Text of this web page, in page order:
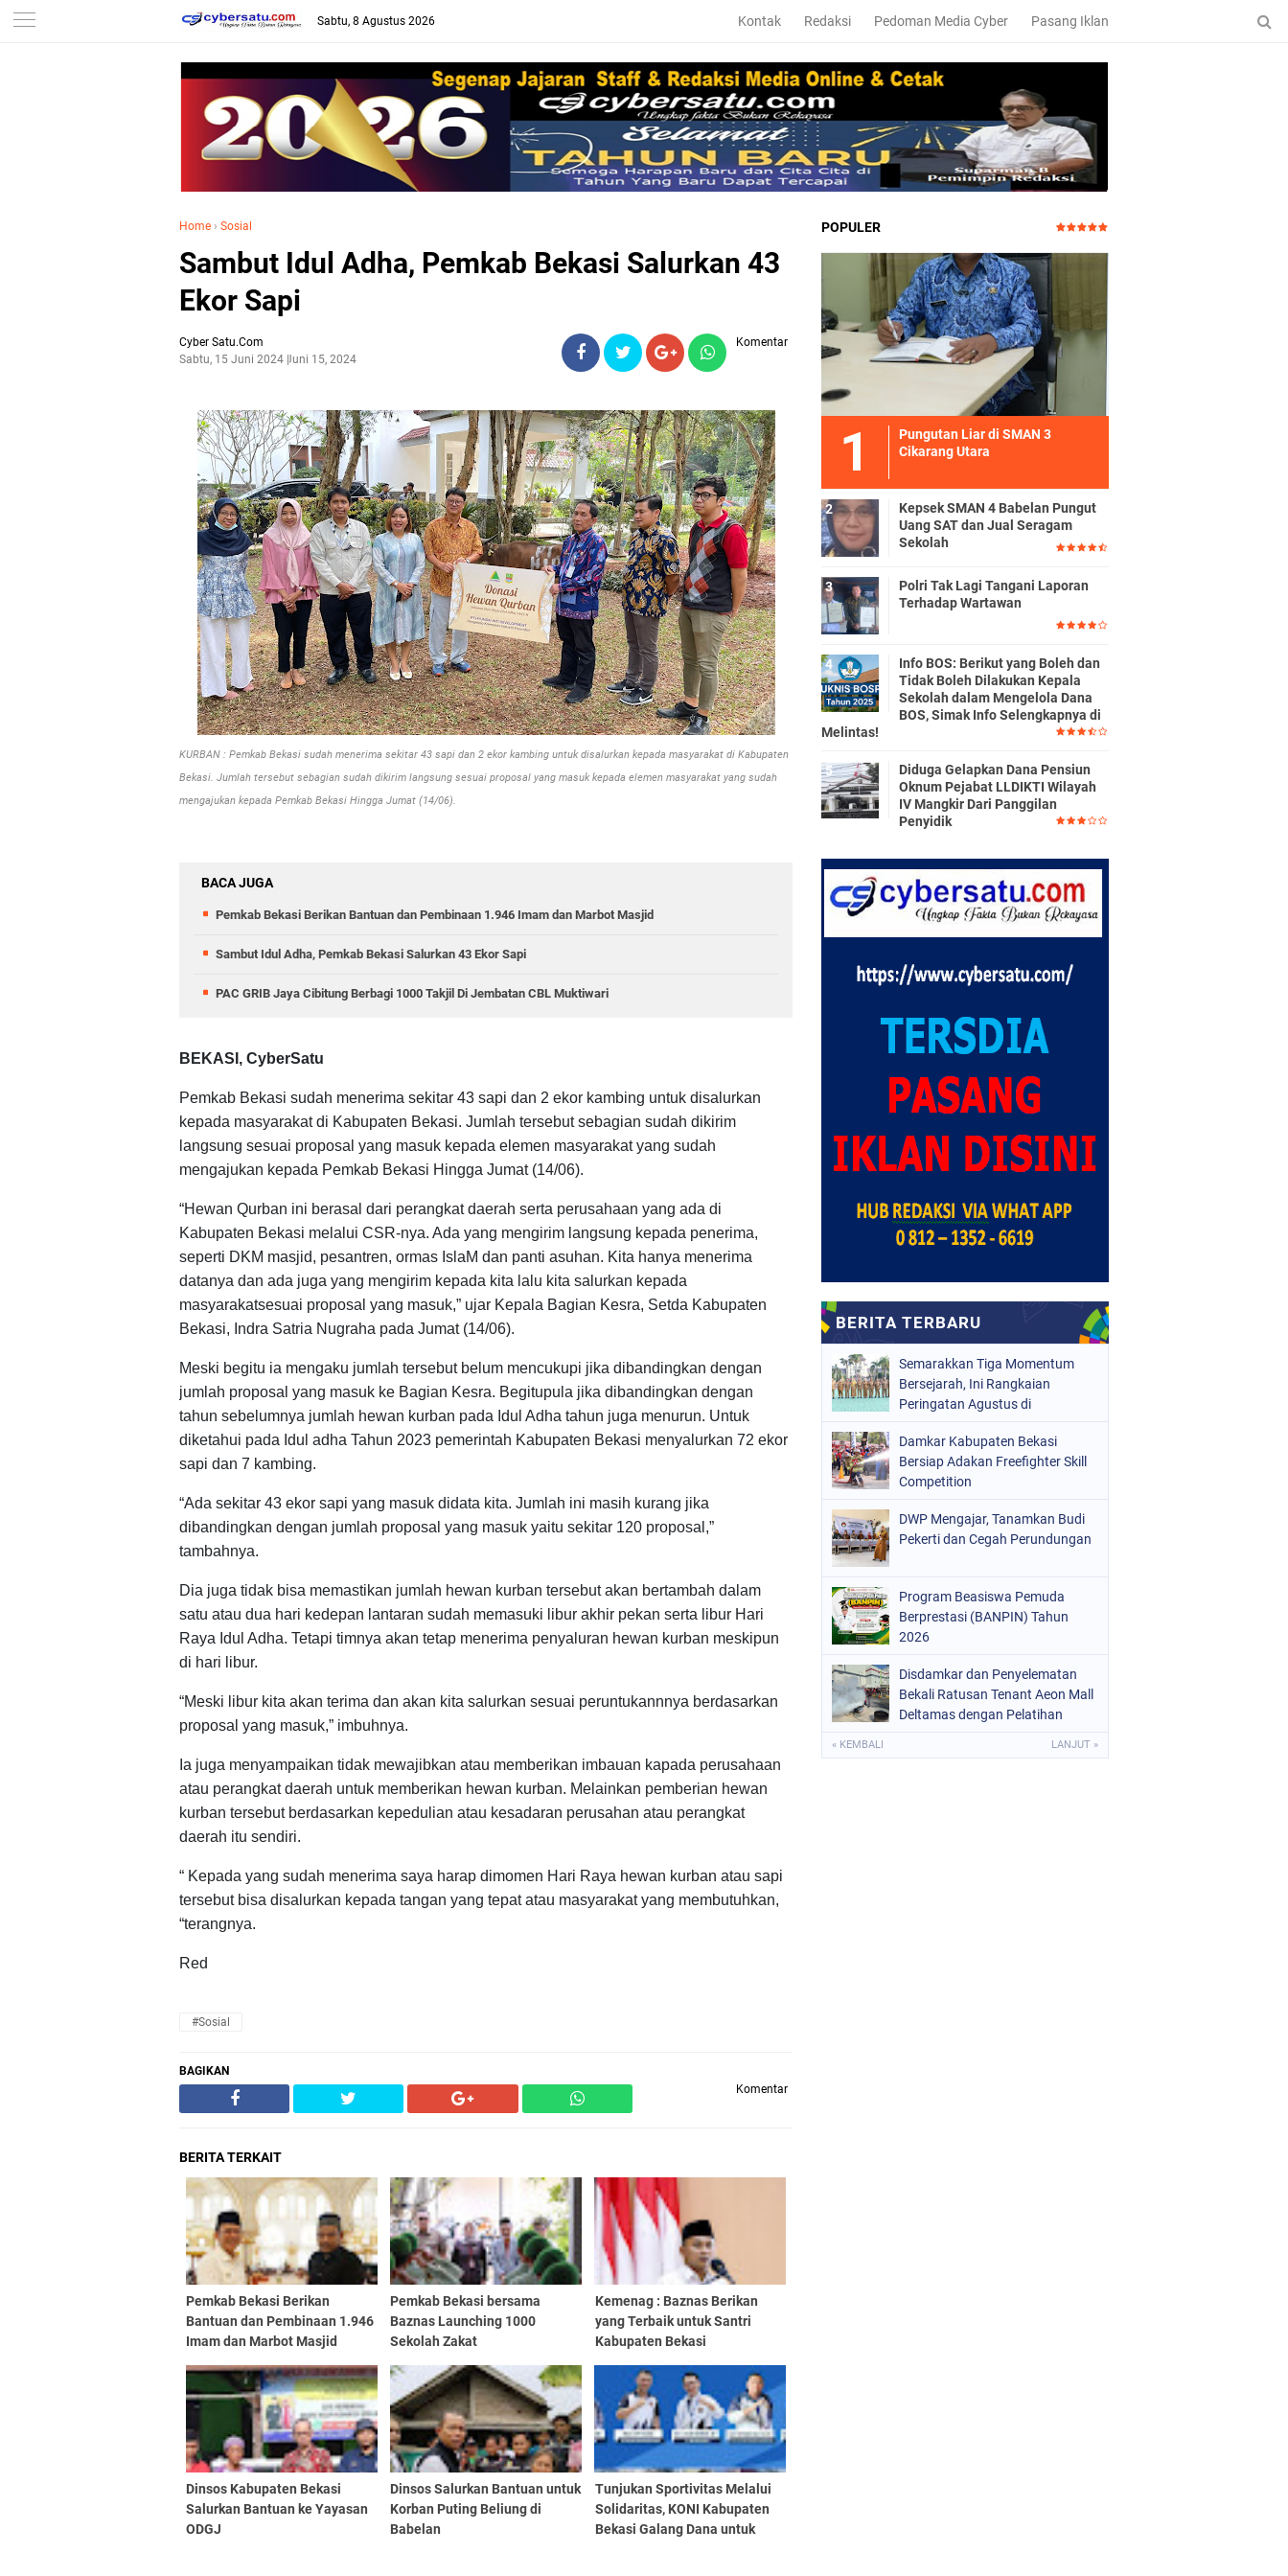
Sabtu, 8 Agustus 2026 Kontak Redaksi Pedoman Media Cyber Pasang Iklan
Home › Sosial
Sambut Idul Adha, Pemkab Bekasi Salurkan 43
Ekor Sapi
Cyber Satu.Com
Sabtu, 15 Juni 2024 Juni 15, 2024
Komentar
KURBAN : Pemkab Bekasi sudah menerima sekitar 43 sapi dan 2 ekor kambing untuk disalurkan kepada masyarakat di Kabupaten
Bekasi. Jumlah tersebut sebagian sudah dikirim langsung sesuai proposal yang masuk kepada elemen masyarakat yang sudah
mengajukan kepada Pemkab Bekasi Hingga Jumat (14/06).
BACA JUGA
Pemkab Bekasi Berikan Bantuan dan Pembinaan 1.946 Imam dan Marbot Masjid
Sambut Idul Adha, Pemkab Bekasi Salurkan 43 Ekor Sapi
PAC GRIB Jaya Cibitung Berbagi 1000 Takjil Di Jembatan CBL Muktiwari
BEKASI, CyberSatu
Pemkab Bekasi sudah menerima sekitar 43 sapi dan 2 ekor kambing untuk disalurkan
kepada masyarakat di Kabupaten Bekasi. Jumlah tersebut sebagian sudah dikirim
langsung sesuai proposal yang masuk kepada elemen masyarakat yang sudah
mengajukan kepada Pemkab Bekasi Hingga Jumat (14/06).
“Hewan Qurban ini berasal dari perangkat daerah serta perusahaan yang ada di
Kabupaten Bekasi melalui CSR-nya. Ada yang mengirim langsung kepada penerima,
seperti DKM masjid, pesantren, ormas IslaM dan panti asuhan. Kita hanya menerima
datanya dan ada juga yang mengirim kepada kita lalu kita salurkan kepada
masyarakatsesuai proposal yang masuk,” ujar Kepala Bagian Kesra, Setda Kabupaten
Bekasi, Indra Satria Nugraha pada Jumat (14/06).
Meski begitu ia mengaku jumlah tersebut belum mencukupi jika dibandingkan dengan
jumlah proposal yang masuk ke Bagian Kesra. Begitupula jika dibandingkan dengan
tahun sebelumnya jumlah hewan kurban pada Idul Adha tahun juga menurun. Untuk
diketahui pada Idul adha Tahun 2023 pemerintah Kabupaten Bekasi menyalurkan 72 ekor
sapi dan 7 kambing.
“Ada sekitar 43 ekor sapi yang masuk didata kita. Jumlah ini masih kurang jika
dibandingkan dengan jumlah proposal yang masuk yaitu sekitar 120 proposal,”
tambahnya.
Dia juga tidak bisa memastikan jumlah hewan kurban tersebut akan bertambah dalam
satu atau dua hari kedepan lantaran sudah memasuki libur akhir pekan serta libur Hari
Raya Idul Adha. Tetapi timnya akan tetap menerima penyaluran hewan kurban meskipun
di hari libur.
“Meski libur kita akan terima dan akan kita salurkan sesuai peruntukannnya berdasarkan
proposal yang masuk,” imbuhnya.
Ia juga menyampaikan tidak mewajibkan atau memberikan imbauan kapada perusahaan
atau perangkat daerah untuk memberikan hewan kurban. Melainkan pemberian hewan
kurban tersebut berdasarkan kepedulian atau kesadaran perusahan atau perangkat
daerah itu sendiri.
“ Kepada yang sudah menerima saya harap dimomen Hari Raya hewan kurban atau sapi
tersebut bisa disalurkan kepada tangan yang tepat atau masyarakat yang membutuhkan,
“terangnya.
Red
#Sosial
BAGIKAN
Komentar
BERITA TERKAIT
Pemkab Bekasi Berikan
Bantuan dan Pembinaan 1.946
Imam dan Marbot Masjid
Pemkab Bekasi bersama
Baznas Launching 1000
Sekolah Zakat
Kemenag : Baznas Berikan
yang Terbaik untuk Santri
Kabupaten Bekasi
Dinsos Kabupaten Bekasi
Salurkan Bantuan ke Yayasan
ODGJ
Dinsos Salurkan Bantuan untuk
Korban Puting Beliung di
Babelan
Tunjukan Sportivitas Melalui
Solidaritas, KONI Kabupaten
Bekasi Galang Dana untuk
POPULER
Pungutan Liar di SMAN 3
Cikarang Utara
Kepsek SMAN 4 Babelan Pungut
Uang SAT dan Jual Seragam
Sekolah
Polri Tak Lagi Tangani Laporan
Terhadap Wartawan
Info BOS: Berikut yang Boleh dan
Tidak Boleh Dilakukan Kepala
Sekolah dalam Mengelola Dana
BOS, Simak Info Selengkapnya di
Melintas!
Diduga Gelapkan Dana Pensiun
Oknum Pejabat LLDIKTI Wilayah
IV Mangkir Dari Panggilan
Penyidik
Semarakkan Tiga Momentum
Bersejarah, Ini Rangkaian
Peringatan Agustus di
Damkar Kabupaten Bekasi
Bersiap Adakan Freefighter Skill
Competition
DWP Mengajar, Tanamkan Budi
Pekerti dan Cegah Perundungan
Program Beasiswa Pemuda
Berprestasi (BANPIN) Tahun
2026
Disdamkar dan Penyelematan
Bekali Ratusan Tenant Aeon Mall
Deltamas dengan Pelatihan
« KEMBALI LANJUT »